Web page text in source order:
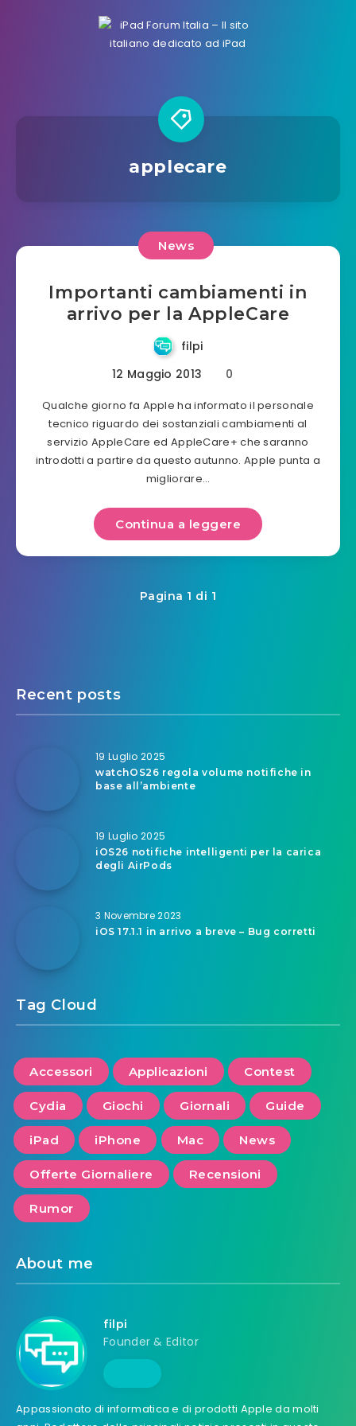
applecare
News
Importanti cambiamenti in
arrivo per la AppleCare
filpi
12 Maggio 2013
0
Qualche giorno fa Apple ha informato il personale
tecnico riguardo dei sostanziali cambiamenti al
servizio AppleCare ed AppleCare+ che saranno
introdotti a partire da questo autunno. Apple punta a
migliorare…
Continua a leggere
Pagina 1 di 1
Recent posts
19 Luglio 2025
watchOS26 regola volume notifiche in
base all’ambiente
19 Luglio 2025
iOS26 notifiche intelligenti per la carica
degli AirPods
3 Novembre 2023
iOS 17.1.1 in arrivo a breve – Bug corretti
Tag Cloud
Accessori Applicazioni Contest
Cydia Giochi Giornali Guide
iPad iPhone Mac News
Offerte Giornaliere Recensioni
Rumor
About me
filpi
Founder & Editor
Appassionato di informatica e di prodotti Apple da molti